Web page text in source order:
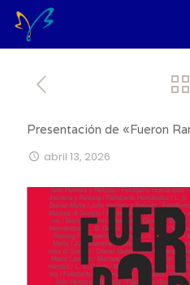
Presentación de «Fueron
abril 13, 2026